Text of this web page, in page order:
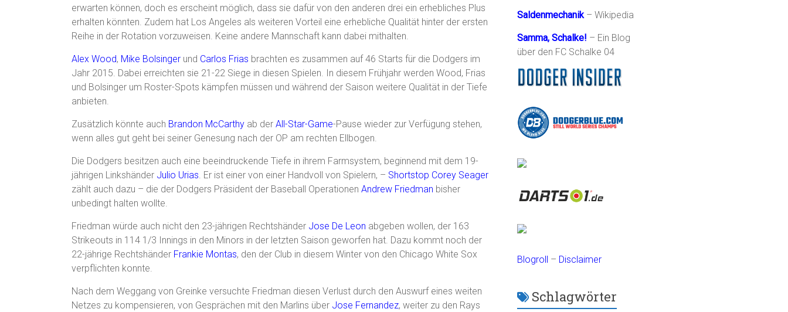
erwarten können, doch es erscheint möglich, dass sie dafür von den anderen drei ein erhebliches Plus
erhalten könnten. Zudem hat Los Angeles als weiteren Vorteil eine erhebliche Qualität hinter der ersten
Reihe in der Rotation vorzuweisen. Keine andere Mannschaft kann dabei mithalten.
Alex Wood, Mike Bolsinger und Carlos Frias brachten es zusammen auf 46 Starts für die Dodgers im
Jahr 2015. Dabei erreichten sie 21-22 Siege in diesen Spielen. In diesem Frühjahr werden Wood, Frias
und Bolsinger um Roster-Spots kämpfen müssen und während der Saison weitere Qualität in der Tiefe
anbieten.
Zusätzlich könnte auch Brandon McCarthy ab der All-Star-Game-Pause wieder zur Verfügung stehen,
wenn alles gut geht bei seiner Genesung nach der OP am rechten Ellbogen.
Die Dodgers besitzen auch eine beeindruckende Tiefe in ihrem Farmsystem, beginnend mit dem 19-
jährigen Linkshänder Julio Urias . Er ist einer von einer Handvoll von Spielern, – Shortstop Corey Seager
zählt auch dazu – die der Dodgers Präsident der Baseball Operationen Andrew Friedman bisher
unbedingt halten wollte.
Friedman würde auch nicht den 23-jährigen Rechtshänder Jose De Leon abgeben wollen, der 163
Strikeouts in 114 1/3 Innings in den Minors in der letzten Saison geworfen hat. Dazu kommt noch der
22-jährige Rechtshänder Frankie Montas, den der Club in diesem Winter von den Chicago White Sox
verpflichten konnte.
Nach dem Weggang von Greinke versuchte Friedman diesen Verlust durch den Auswurf eines weiten
Netzes zu kompensieren, von Gesprächen mit den Marlins über Jose Fernandez, weiter zu den Rays
Saldenmechanik– Wikipedia
Samma, Schalke! – Ein Blog
über den FC Schalke 04
Blogroll – Disclaimer
Schlagwörter